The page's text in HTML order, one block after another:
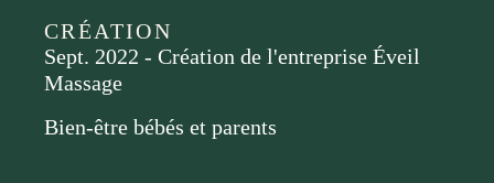
CRÉATION
Sept. 2022 - Création de l'entreprise Éveil
Massage
Bien-être bébés et parents